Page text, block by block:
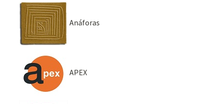
Anáforas
APEX